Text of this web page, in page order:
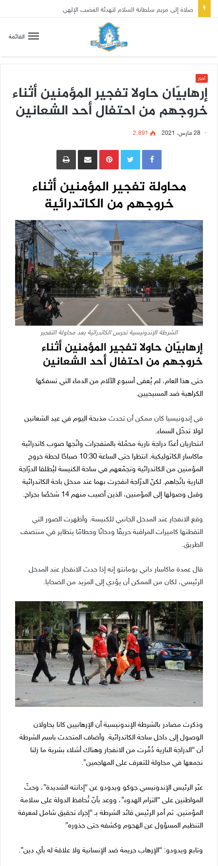
صلاة إلى مريم سلطانة السلام لتهدئة الغضب الإلهي
القائمة
أخبار
إرهابيّان حاولا تفجير المؤمنين أثناء
خروجهم من احتفال أحد الشعانين
28 مارس، 2021 2٬891
Pinterestمشاركة عبر البريد طباعة
محاولة تفجير المؤمنين أثناء
خروجهم من الكاتدرائية
الشرطة الإندونيسية تحرس الكاتدرائية بعد محاولة التفجير
إرهابيّان حاولا تفجير المؤمنين أثناء
خروجهم من احتفال أحد الشعانين
حتى هذا العام، لم يُعفى أسبوع الآلام من الدماء التي تسفكها
الكراهية ضد المسيحيين.
في إندونيسيا كان ممكن أن تحدث مذبحة اليوم في عيد الشعانين
لولا تدخّل السماء.
انتحاريان أعدّا دراجة نارية محمّلة بالمتفجرات واتّجها صوب كاتدرائية
ماكاسار الكاثوليكية. انتظرا حتى الساعة 10:30 صباحًا لحطة خروج
المؤمنين من الكاتدرائية وتجمّعهم في ساحة الكنيسة ليُطلقا الدرّاجة
النارية باتّجاهم. لكنّ الدرّاجة انفجرت بهما عند مدخل باحة الكاتدرائية
وقبل وصولها إلى المؤمنين، الذين أصيب منهم 14 شخصًا بجراح.
وقع الانفجار عند المدخل الجانبي للكنيسة. وأظهرت الصور التي
التقطتها كاميرات المراقبة حريقًا ودخانًا وحطامًا يتطاير في منتصف
الطريق.
قال عمدة ماكاسار داني بومانتو إنه إذا حدث الانفجار عند المدخل
الرئيسي، لكان من الممكن أن يؤدي إلى المزيد من الضحايا.
وذكرت مصادر بالشرطة الإندونيسية أن الإرهابيين كانا يحاولان
الوصول إلى داخل ساحة الكاتدرائية. وأضاف المتحدث باسم الشرطة
أن “الدراجة النارية دُمِّرت من الانفجار وهناك أشلاء بشرية ما زلنا
نجمعها في محاولة للتعرف على المهاجمين”.
عبّر الرئيس الإندونيسي جوكو ويدودو عن “إدانته الشديدة”، وحثّ
المواطنين على “التزام الهدوء”، ووعد بأنّ تُحافظ الدولة على سلامة
المؤمنين. ثم أمر الرئيس قائد الشرطة بـ “إجراء تحقيق شامل لمعرفة
التنظيم المسؤول عن الهجوم وكشفه حتى جذوره”
وتابع ويدودو: “الإرهاب جريمة ضد الإنسانية ولا علاقة له بأي دين”.